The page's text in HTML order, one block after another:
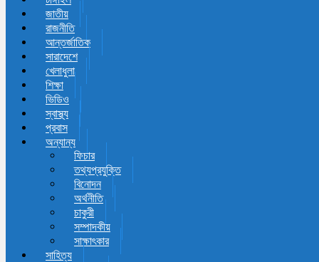
জাতীয়
রাজনীতি
আন্তর্জাতিক
সারাদেশে
খেলাধুলা
শিক্ষা
ভিডিও
স্বাস্থ্য
প্রবাস
অন্যান্য
ফিচার
তথ্যপ্রযুক্তি
বিনোদন
অর্থনীতি
চাকুরী
সম্পাদকীয়
সাক্ষাৎকার
সাহিত্য